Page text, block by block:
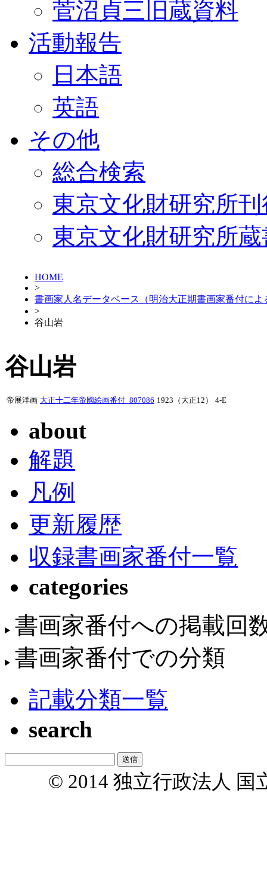
菅沼貞三旧蔵資料
活動報告
日本語
英語
その他
総合検索
東京文化財研究所
東京文化財研究所
HOME
>
書画家人名データベース（明治大正期書画家番付によ
>
谷山岩
谷山岩
帝展洋画 大正十二年帝國絵画番付_807086 1923（大正12） 4-E
about
解題
凡例
更新履歴
収録書画家番付一覧
categories
書画家番付への掲載回
書画家番付での分類
記載分類一覧
search
© 2014 独立行政法人 国